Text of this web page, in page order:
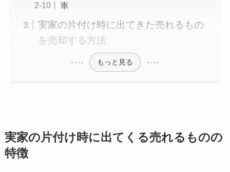
車
実家の片付け時に出てきた売れるもの
を売却する方法
もっと見る
実家の片付け時に出てくる売れるものの
特徴